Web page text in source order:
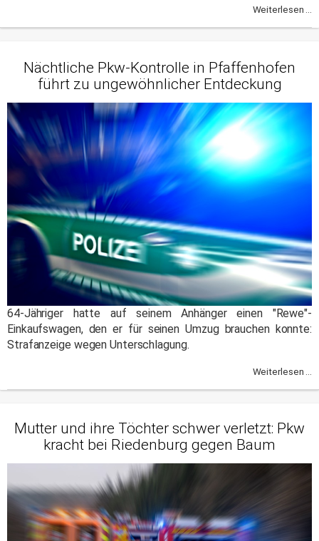
Weiterlesen ...
Nächtliche Pkw-Kontrolle in Pfaffenhofen
führt zu ungewöhnlicher Entdeckung
64-Jähriger hatte auf seinem Anhänger einen "Rewe"-
Einkaufswagen, den er für seinen Umzug brauchen konnte:
Strafanzeige wegen Unterschlagung.
Weiterlesen ...
Mutter und ihre Töchter schwer verletzt: Pkw
kracht bei Riedenburg gegen Baum